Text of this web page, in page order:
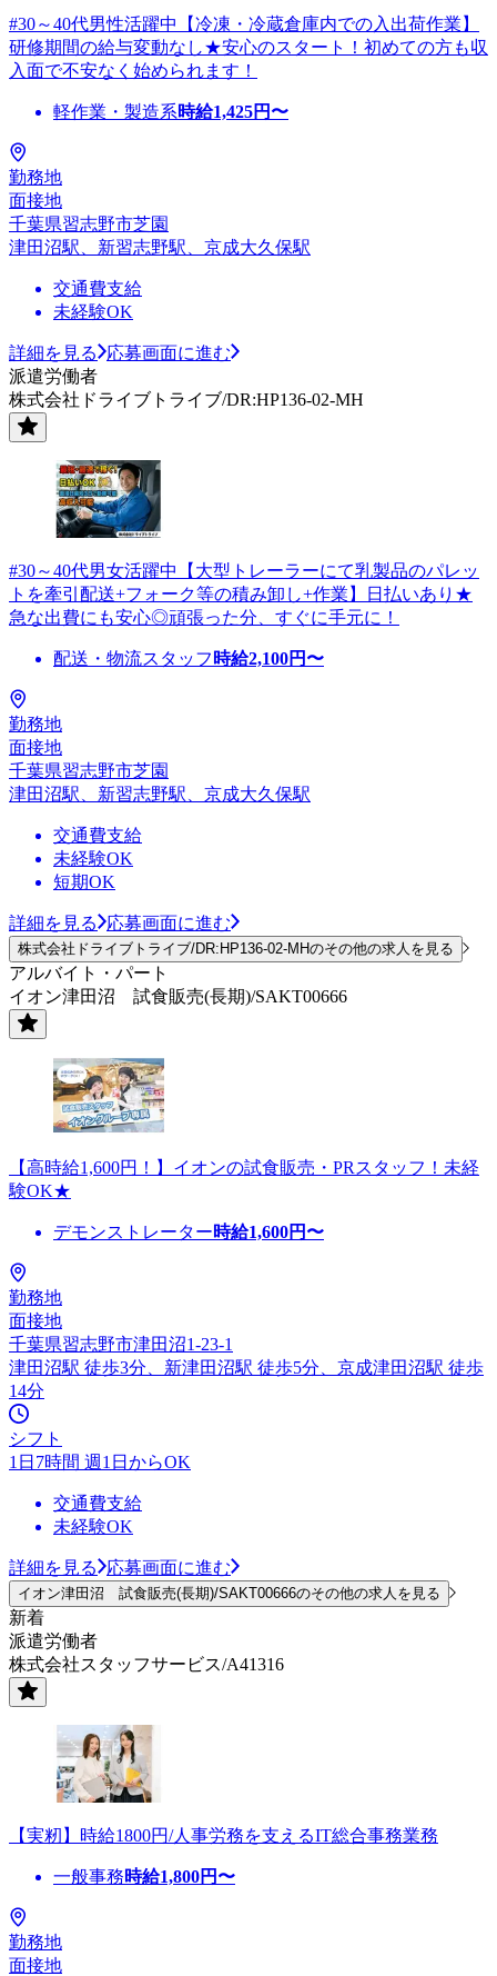
#30～40代男性活躍中【冷凍・冷蔵倉庫内での入出荷作業】
研修期間の給与変動なし★安心のスタート！初めての方も収
入面で不安なく始められます！
軽作業・製造系時給1,425円〜
勤務地
面接地
千葉県習志野市芝園
津田沼駅、新習志野駅、京成大久保駅
交通費支給
未経験OK
詳細を見る
応募画面に進む
派遣労働者
株式会社ドライブトライブ/DR:HP136-02-MH
#30～40代男女活躍中【大型トレーラーにて乳製品のパレッ
トを牽引配送+フォーク等の積み卸し+作業】日払いあり★
急な出費にも安心◎頑張った分、すぐに手元に！
配送・物流スタッフ 時給2,100円〜
勤務地
面接地
千葉県習志野市芝園
津田沼駅、新習志野駅、京成大久保駅
交通費支給
未経験OK
短期OK
詳細を見る 応募画面に進む
株式会社ドライブトライブ/DR:HP136-02-MHのその他の求人を見る
アルバイト・パート
イオン津田沼 試食販売(長期)/SAKT00666
【高時給1,600円！】イオンの試食販売・PRスタッフ！未経
験OK★
デモンストレーター時給1,600円〜
勤務地
面接地
千葉県習志野市津田沼1-23-1
津田沼駅 徒歩3分、新津田沼駅 徒歩5分、京成津田沼駅 徒歩
14分
シフト
1日7時間 週1日からOK
交通費支給
未経験OK
詳細を見る 応募画面に進む
イオン津田沼 試食販売(長期)/SAKT00666のその他の求人を見る
新着
派遣労働者
株式会社スタッフサービス/A41316
【実籾】時給1800円/人事労務を支えるIT総合事務業務
一般事務時給1,800円〜
勤務地
面接地